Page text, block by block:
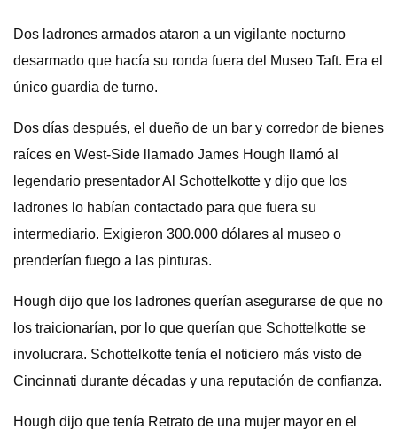
Dos ladrones armados ataron a un vigilante nocturno
desarmado que hacía su ronda fuera del Museo Taft. Era el
único guardia de turno.
Dos días después, el dueño de un bar y corredor de bienes
raíces en West-Side llamado James Hough llamó al
legendario presentador Al Schottelkotte y dijo que los
ladrones lo habían contactado para que fuera su
intermediario. Exigieron 300.000 dólares al museo o
prenderían fuego a las pinturas.
Hough dijo que los ladrones querían asegurarse de que no
los traicionarían, por lo que querían que Schottelkotte se
involucrara. Schottelkotte tenía el noticiero más visto de
Cincinnati durante décadas y una reputación de confianza.
Hough dijo que tenía Retrato de una mujer mayor en el